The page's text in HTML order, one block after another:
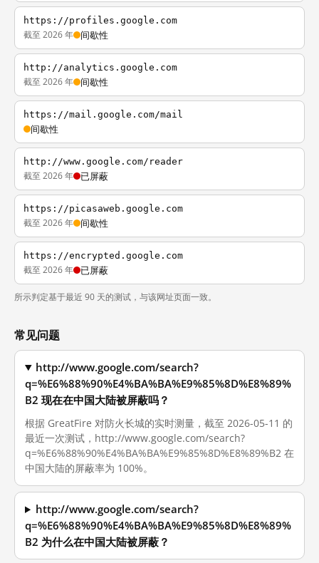
https://profiles.google.com
截至 2026 年 间歇性
http://analytics.google.com
截至 2026 年 间歇性
https://mail.google.com/mail
间歇性
http://www.google.com/reader
截至 2026 年 已屏蔽
https://picasaweb.google.com
截至 2026 年 间歇性
https://encrypted.google.com
截至 2026 年 已屏蔽
所示判定基于最近 90 天的测试，与该网址页面一致。
常见问题
http://www.google.com/search?
q=%E6%88%90%E4%BA%BA%E9%85%8D%E8%89%
B2 现在在中国大陆被屏蔽吗？
根据 GreatFire 对防火长城的实时测量，截至 2026-05-11 的
最近一次测试，http://www.google.com/search?
q=%E6%88%90%E4%BA%BA%E9%85%8D%E8%89%B2 在
中国大陆的屏蔽率为 100%。
http://www.google.com/search?
q=%E6%88%90%E4%BA%BA%E9%85%8D%E8%89%
B2 为什么在中国大陆被屏蔽？